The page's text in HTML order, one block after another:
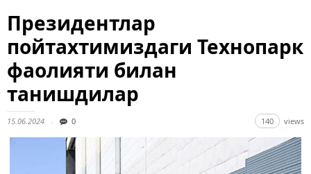
Президентлар
пойтахтимиздаги Технопарк
фаолияти билан
танишдилар
15.06.2024 0 140 views